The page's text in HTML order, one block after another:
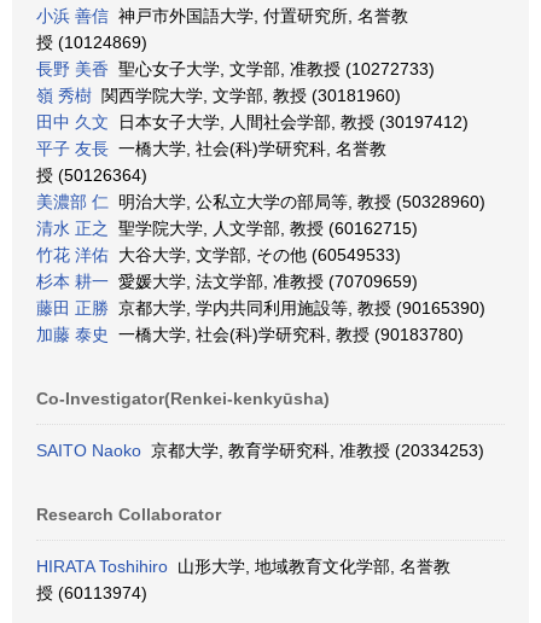
小浜 善信 神戸市外国語大学, 付置研究所, 名誉教
授 (10124869)
長野 美香 聖心女子大学, 文学部, 准教授 (10272733)
嶺 秀樹 関西学院大学, 文学部, 教授 (30181960)
田中 久文 日本女子大学, 人間社会学部, 教授 (30197412)
平子 友長 一橋大学, 社会(科)学研究科, 名誉教
授 (50126364)
美濃部 仁 明治大学, 公私立大学の部局等, 教授 (50328960)
清水 正之
聖学院大学, 人文学部, 教授 (60162715)
竹花 洋佑 大谷大学, 文学部, その他 (60549533)
杉本 耕一 愛媛大学, 法文学部, 准教授 (70709659)
藤田 正勝 京都大学, 学内共同利用施設等, 教授 (90165390)
加藤 泰史
一橋大学, 社会(科)学研究科, 教授 (90183780)
Co-Investigator(Renkei-kenkyūsha)
SAITO Naoko 京都大学, 教育学研究科, 准教授 (20334253)
Research Collaborator
HIRATA Toshihiro 山形大学, 地域教育文化学部, 名誉教
授 (60113974)